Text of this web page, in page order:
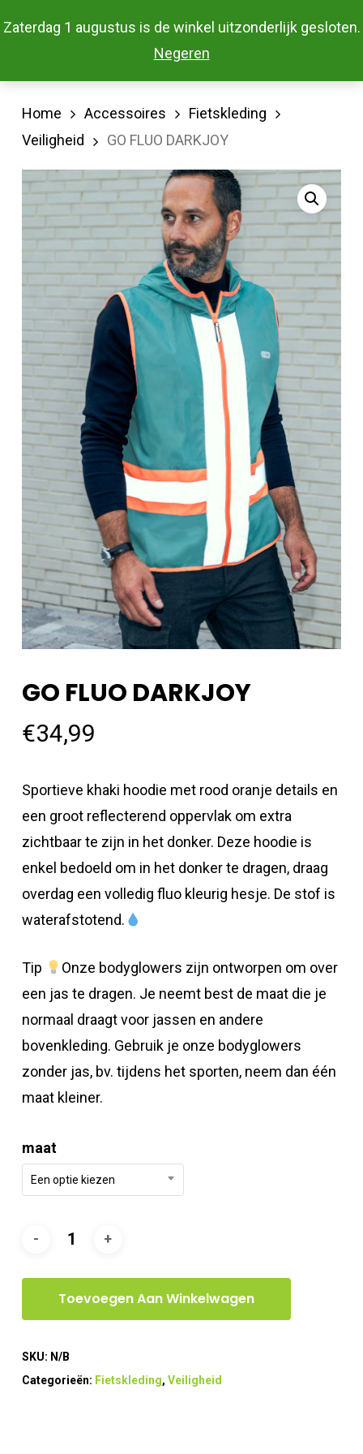
Zaterdag 1 augustus is de winkel uitzonderlijk gesloten.
Negeren
to
Menu
Home Accessoires
Fietskleding
Veiligheid
GO FLUO DARKJOY
GO FLUO DARKJOY
€34,99
Sportieve khaki hoodie met rood oranje details en
een groot reflecterend oppervlak om extra
zichtbaar te zijn in het donker. Deze hoodie is
enkel bedoeld om in het donker te dragen, draag
overdag een volledig fluo kleurig hesje. De stof is
waterafstotend.
Tip
Onze bodyglowers zijn ontworpen om over
een jas te dragen. Je neemt best de maat die je
normaal draagt voor jassen en andere
bovenkleding. Gebruik je onze bodyglowers
zonder jas, bv. tijdens het sporten, neem dan één
maat kleiner.
maat
Een optie kiezen
Toevoegen Aan Winkelwagen
SKU: N/B
Categorieën: Fietskleding, Veiligheid
Menu